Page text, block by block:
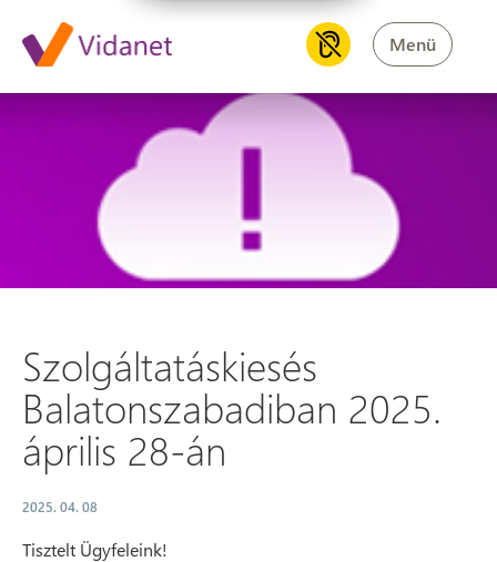
Menü
Szolgáltatáskiesés
Szolgáltatáskiesés
Balatonszabadiban 2025.
április 28-án
2025. 04. 08
Tisztelt Ügyfeleink!